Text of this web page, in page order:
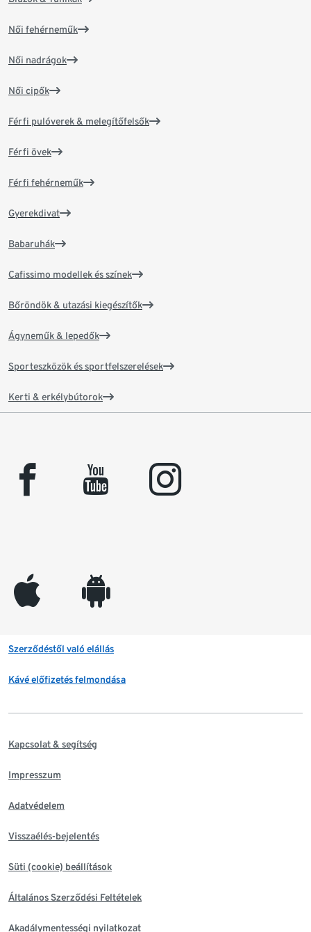
Női fehérneműk
Női nadrágok
Női cipők
Férfi pulóverek & melegítőfelsők
Férfi övek
Férfi fehérneműk
Gyerekdivat
Babaruhák
Cafissimo modellek és színek
Bőröndök & utazási kiegészítők
Ágyneműk & lepedők
Sporteszközök és sportfelszerelések
Kerti & erkélybútorok
facebook youtube instagram
appleinc android
Szerződéstől való elállás
Kávé előfizetés felmondása
Kapcsolat & segítség
Impresszum
Adatvédelem
Visszaélés-bejelentés
Süti (cookie) beállítások
Általános Szerződési Feltételek
Akadálymentességi nyilatkozat